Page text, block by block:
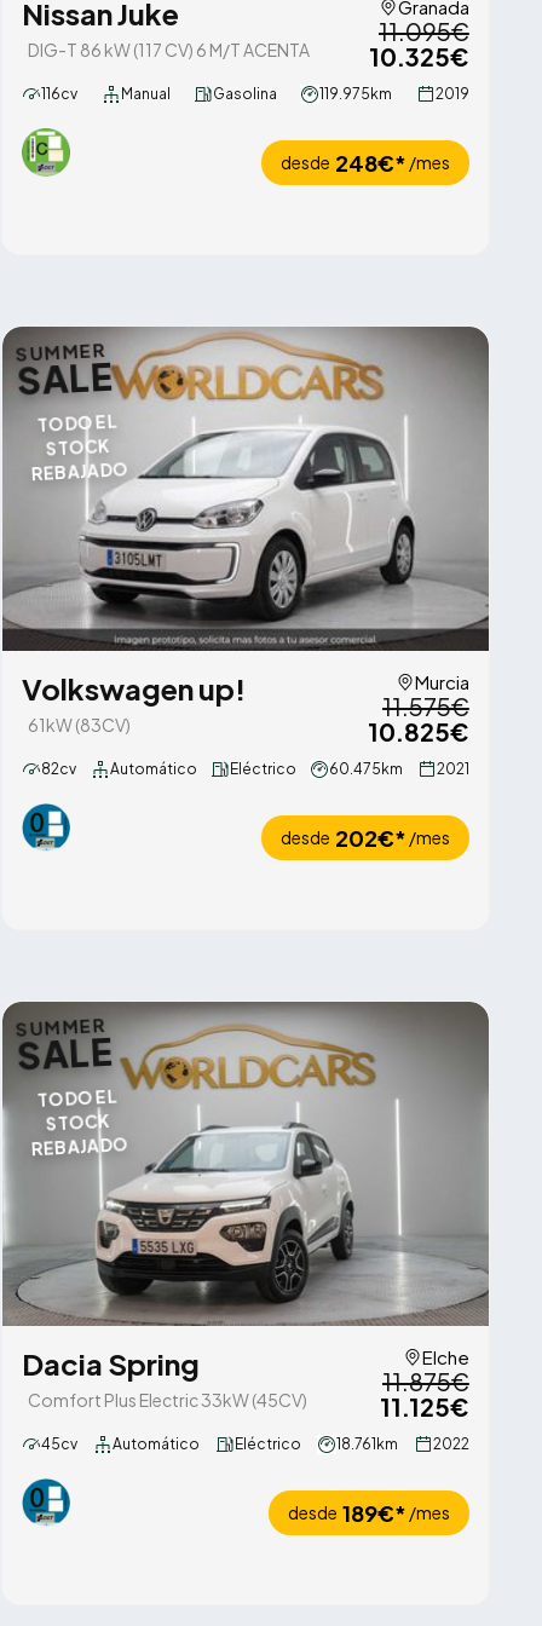
Nissan Juke
DIG-T 86 kW (117 CV) 6 M/T ACENTA
Granada
11.095€
10.325€
116cv Manual Gasolina 119.975km 2019
desde 248€* /mes
SUMMER
SALE
TODO EL
STOCK
REBAJADO
Volkswagen up!
61kW (83CV)
Murcia
11.575€
10.825€
82cv Automático Eléctrico 60.475km 2021
desde 202€* /mes
SUMMER
SALE
TODO EL
STOCK
REBAJADO
Dacia Spring
Comfort Plus Electric 33kW (45CV)
Elche
11.875€
11.125€
45cv Automático Eléctrico 18.761km 2022
desde 189€* /mes